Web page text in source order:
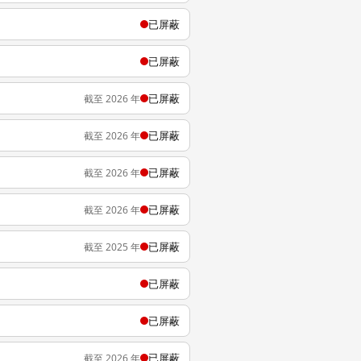
已屏蔽
已屏蔽
截至 2026 年 已屏蔽
截至 2026 年 已屏蔽
截至 2026 年 已屏蔽
截至 2026 年 已屏蔽
截至 2025 年 已屏蔽
已屏蔽
已屏蔽
截至 2026 年 已屏蔽